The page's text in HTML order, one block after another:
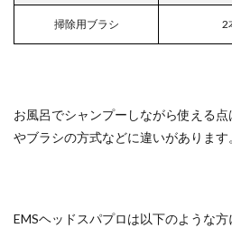
掃除用ブラシ 2
お風呂でシャンプーしながら使える
やブラシの方式などに違いがあります
EMSヘッドスパプロは以下のような方